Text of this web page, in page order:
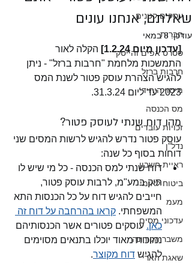
עסקים קטנים
חברות
סטרט אפים והייטק
חרבות ברזל
מיסוי היחיד
מס הכנסה
זכויות עובדים
נדל"ן
ראיית חשבון
ביטוח לאומי
מעמ
עדכוני מסים
משבר הקורונה
שאגת הארי
שאלתם, אנחנו עונים
עודכן:8 במאי
[עדכון מיום 1.2.24]
הקלה לאור
התמשכות מלחמת "חרבות ברזל" - ניתן
להגיש הצהרת עוסק פטור לשנת המס
2023 עד ליום 31.3.24.
מהו דוח שנתי לעוסק פטור?
עוסק פטור נדרש להגיש לרשות המסים שני
דוחות בסוף כל שנה:
דוח שנתי למס הכנסה - כל מי שיש לו
תיק במע"מ, לרבות עוסק פטור,
חייבים להגיש דוח על כל הכנסות התא
המשפחתי. קראו בהרחבה על דוח זה
כאן. עוסקים פטורים אשר הכנסותיהם
נמוכות מאוד יוכלו בתנאים מסוימים
להגיש דוח מקוצר.